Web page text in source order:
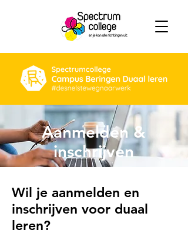
Aanmelden &
inschrijven
Wil je aanmelden en
inschrijven voor duaal
leren?